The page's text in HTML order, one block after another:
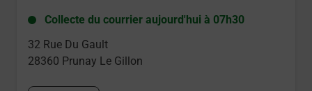
Collecte du courrier aujourd'hui à 07h30
32 Rue Du Gault
28360 Prunay Le Gillon